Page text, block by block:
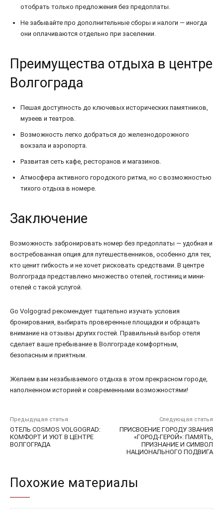
отобрать только предложения без предоплаты.
Не забывайте про дополнительные сборы и налоги — иногда
они оплачиваются отдельно при заселении.
Преимущества отдыха в центре
Волгограда
Пешая доступность до ключевых исторических памятников,
музеев и театров.
Возможность легко добраться до железнодорожного
вокзала и аэропорта.
Развитая сеть кафе, ресторанов и магазинов.
Атмосфера активного городского ритма, но с возможностью
тихого отдыха в номере.
Заключение
Возможность забронировать номер без предоплаты — удобная и
востребованная опция для путешественников, особенно для тех,
кто ценит гибкость и не хочет рисковать средствами. В центре
Волгограда представлено множество отелей, гостиниц и мини-
отелей с такой услугой.
Go Volgograd рекомендует тщательно изучать условия
бронирования, выбирать проверенные площадки и обращать
внимание на отзывы других гостей. Правильный выбор отеля
сделает ваше пребывание в Волгограде комфортным,
безопасным и приятным.
Желаем вам незабываемого отдыха в этом прекрасном городе,
наполненном историей и современными возможностями!
Предыдущая статья
ОТЕЛЬ COSMOS VOLGOGRAD:
КОМФОРТ И УЮТ В ЦЕНТРЕ
ВОЛГОГРАДА
Следующая статья
ПРИСВОЕНИЕ ГОРОДУ ЗВАНИЯ
«ГОРОД-ГЕРОЙ»: ПАМЯТЬ,
ПРИЗНАНИЕ И СИМВОЛ
НАЦИОНАЛЬНОГО ПОДВИГА
Похожие материалы